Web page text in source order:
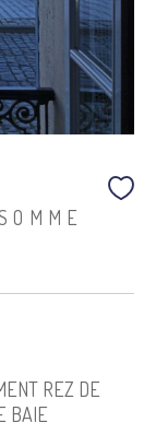
REZ DE
BAIE